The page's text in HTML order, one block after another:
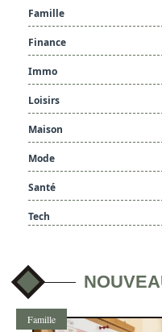
Famille
Finance
Immo
Loisirs
Maison
Mode
Santé
Tech
Famille